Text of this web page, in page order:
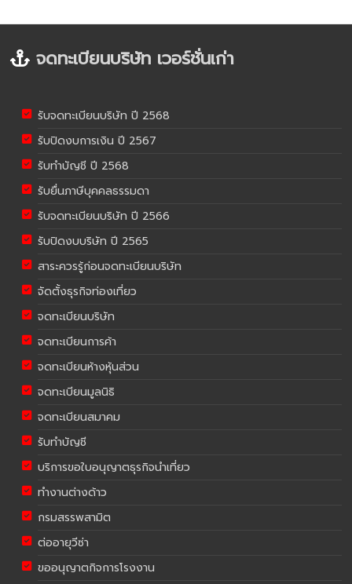
จดทะเบียนบริษัท เวอร์ชั่นเก่า
รับจดทะเบียนบริษัท ปี 2568
รับปิดงบการเงิน ปี 2567
รับทำบัญชี ปี 2568
รับยื่นภาษีบุคคลธรรมดา
รับจดทะเบียนบริษัท ปี 2566
รับปิดงบบริษัท ปี 2565
สาระควรรู้ก่อนจดทะเบียนบริษัท
จัดตั้งธุรกิจท่องเที่ยว
จดทะเบียนบริษัท
จดทะเบียนการค้า
จดทะเบียนห้างหุ้นส่วน
จดทะเบียนมูลนิธิ
จดทะเบียนสมาคม
รับทำบัญชี
บริการขอใบอนุญาตธุรกิจนำเที่ยว
ทำงานต่างด้าว
กรมสรรพสามิต
ต่ออายุวีซ่า
ขออนุญาตกิจการโรงงาน